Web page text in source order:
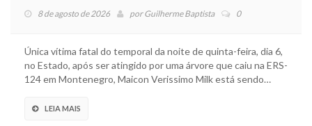
8 de agosto de 2026 porGuilherme Baptista 0
Única vítima fatal do temporal da noite de quinta-feira, dia 6,
no Estado, após ser atingido por uma árvore que caiu na ERS-
124 em Montenegro, Maicon Verissimo Milk está sendo…
LEIA MAIS